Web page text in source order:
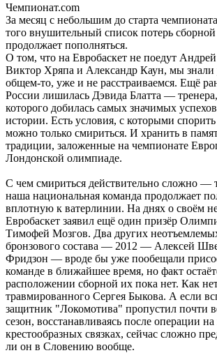
Чемпионат.com
За месяц с небольшим до старта
того внушительный список потерь
продолжает пополняться.
О том, что на Евробаскет не поедут
Виктор Хряпа и Александр Каун, мы
общем-то, уже и не расстраиваемся. Ещё
России лишилась Дэвида Блатта —
которого добилась самых значимых
истории. Есть условия, с которыми
можно только смириться. И хранить в
традиции, заложенные на чемпионате
Лондонской олимпиаде.
С чем смириться действительно сложно —
наша национальная команда продолжает
вплотную к ватерлинии. На днях о своём
Евробаскет заявил ещё один призёр
Тимофей Мозгов. Два других
бронзового состава — 2012 — Алексей
Фридзон — вроде бы уже пообещали
команде в ближайшее время, но факт
расположении сборной их пока нет. Как
травмированного Сергея Быкова. А если
защитник "Локомотива" пропустил почти
сезон, восстанавливаясь после операции
крестообразных связках, сейчас сложно
ли он в Словению вообще.